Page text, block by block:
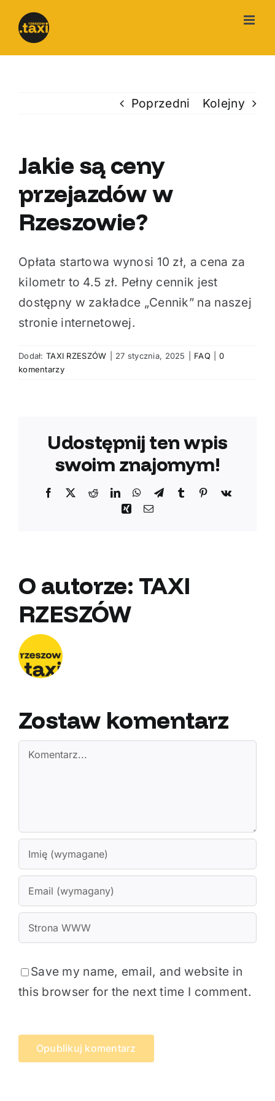
Przejdź
Poprzedni Kolejny
Jakie są ceny
przejazdów w
Rzeszowie?
Opłata startowa wynosi 10 zł, a cena za
kilometr to 4.5 zł. Pełny cennik jest
dostępny w zakładce „Cennik” na naszej
stronie internetowej.
Dodał:TAXI RZESZÓW 27 stycznia, 2025 FAQ
0
komentarzy
Udostępnij ten wpis
swoim znajomym!
Facebook RedditLinkedInWhatsApp
TelegramTumblr Pinterest
Vk
XingEmail
O autorze: TAXI
RZESZÓW
Zostaw komentarz
Comment
Save my name, email, and website in
this browser for the next time I comment.